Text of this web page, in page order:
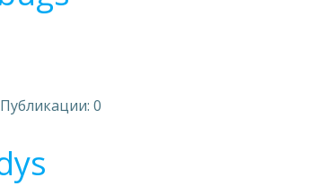
Публикации: 0